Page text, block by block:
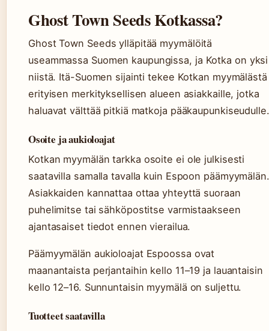
Ghost Town Seeds Kotkassa?
Ghost Town Seeds ylläpitää myymälöitä
useammassa Suomen kaupungissa, ja Kotka on yksi
niistä. Itä-Suomen sijainti tekee Kotkan myymälästä
erityisen merkityksellisen alueen asiakkaille, jotka
haluavat välttää pitkiä matkoja pääkaupunkiseudulle.
Osoite ja aukioloajat
Kotkan myymälän tarkka osoite ei ole julkisesti
saatavilla samalla tavalla kuin Espoon päämyymälän.
Asiakkaiden kannattaa ottaa yhteyttä suoraan
puhelimitse tai sähköpostitse varmistaakseen
ajantasaiset tiedot ennen vierailua.
Päämyymälän aukioloajat Espoossa ovat
maanantaista perjantaihin kello 11–19 ja lauantaisin
kello 12–16. Sunnuntaisin myymälä on suljettu.
Tuotteet saatavilla